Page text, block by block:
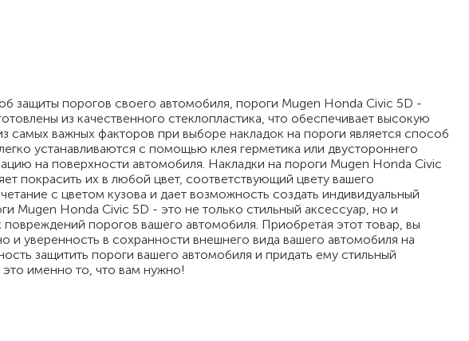
защиты порогов своего автомобиля, пороги Mugen Honda Civic 5D -
из качественного стеклопластика, что обеспечивает высокую
самых важных факторов при выборе накладок на пороги является способ
устанавливаются с помощью клея герметика или двустороннего
на поверхности автомобиля. Накладки на пороги Mugen Honda Civic
покрасить их в любой цвет, соответствующий цвету вашего
с цветом кузова и дает возможность создать индивидуальный
Mugen Honda Civic 5D - это не только стильный аксессуар, но и
порогов вашего автомобиля. Приобретая этот товар, вы
и уверенность в сохранности внешнего вида вашего автомобиля на
защитить пороги вашего автомобиля и придать ему стильный
именно то, что вам нужно!